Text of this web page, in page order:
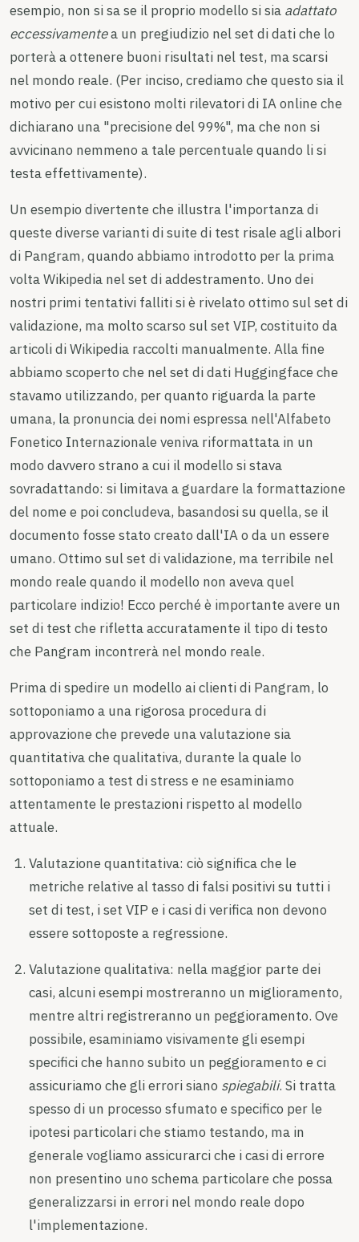
esempio, non si sa se il proprio modello si sia adattato
eccessivamentea un pregiudizio nel set di dati che lo
porterà a ottenere buoni risultati nel test, ma scarsi
nel mondo reale. (Per inciso, crediamo che questo sia il
motivo per cui esistono molti rilevatori di IA online che
dichiarano una "precisione del 99%", ma che non si
avvicinano nemmeno a tale percentuale quando li si
testa effettivamente).
Un esempio divertente che illustra l'importanza di
queste diverse varianti di suite di test risale agli albori
di Pangram, quando abbiamo introdotto per la prima
volta Wikipedia nel set di addestramento. Uno dei
nostri primi tentativi falliti si è rivelato ottimo sul set di
validazione, ma molto scarso sul set VIP, costituito da
articoli di Wikipedia raccolti manualmente. Alla fine
abbiamo scoperto che nel set di dati Huggingface che
stavamo utilizzando, per quanto riguarda la parte
umana, la pronuncia dei nomi espressa nell'Alfabeto
Fonetico Internazionale veniva riformattata in un
modo davvero strano a cui il modello si stava
sovradattando: si limitava a guardare la formattazione
del nome e poi concludeva, basandosi su quella, se il
documento fosse stato creato dall'IA o da un essere
umano. Ottimo sul set di validazione, ma terribile nel
mondo reale quando il modello non aveva quel
particolare indizio! Ecco perché è importante avere un
set di test che rifletta accuratamente il tipo di testo
che Pangram incontrerà nel mondo reale.
Prima di spedire un modello ai clienti di Pangram, lo
sottoponiamo a una rigorosa procedura di
approvazione che prevede una valutazione sia
quantitativa che qualitativa, durante la quale lo
sottoponiamo a test di stress e ne esaminiamo
attentamente le prestazioni rispetto al modello
attuale.
Valutazione quantitativa: ciò significa che le
metriche relative al tasso di falsi positivi su tutti i
set di test, i set VIP e i casi di verifica non devono
essere sottoposte a regressione.
Valutazione qualitativa: nella maggior parte dei
casi, alcuni esempi mostreranno un miglioramento,
mentre altri registreranno un peggioramento. Ove
possibile, esaminiamo visivamente gli esempi
specifici che hanno subito un peggioramento e ci
assicuriamo che gli errori siano spiegabili. Si tratta
spesso di un processo sfumato e specifico per le
ipotesi particolari che stiamo testando, ma in
generale vogliamo assicurarci che i casi di errore
non presentino uno schema particolare che possa
generalizzarsi in errori nel mondo reale dopo
l'implementazione.